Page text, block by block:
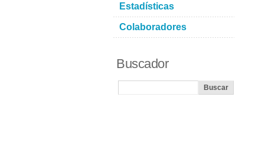
Estadísticas
Colaboradores
Buscador